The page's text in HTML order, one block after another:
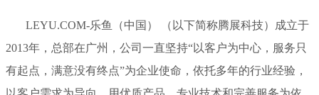
LEYU.COM-乐鱼（中国） （以下简称腾展科技）成立于
2013年，总部在广州，公司一直坚持“以客户为中心，服务只
有起点，满意没有终点”为企业使命，依托多年的行业经验，